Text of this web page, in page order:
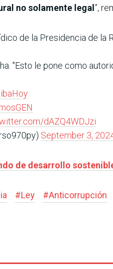
no solamente legal ”,
de la Presidencia de la
"Esto le pone como
dAZQ4WDJzi
September 3,
de desarrollo
#Ley #Anticorrupción